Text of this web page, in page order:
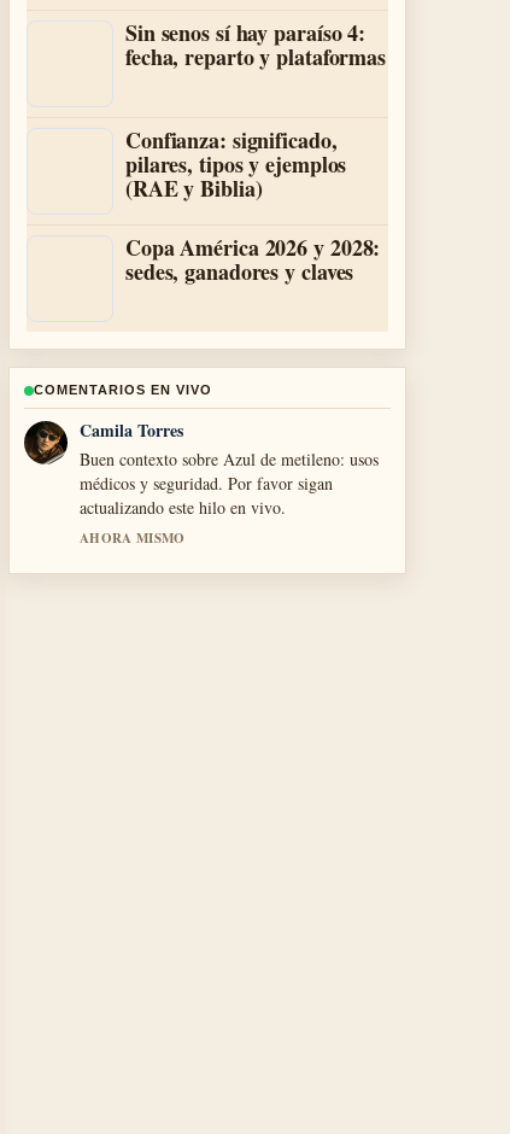
Sin senos sí hay paraíso 4:
fecha, reparto y plataformas
Confianza: significado,
pilares, tipos y ejemplos
(RAE y Biblia)
Copa América 2026 y 2028:
sedes, ganadores y claves
COMENTARIOS EN VIVO
Diego Herrera
La cobertura de Los Cuates: qué es, origen y
contenido... se siente solida y muy facil de
seguir.
3 MIN ATRAS